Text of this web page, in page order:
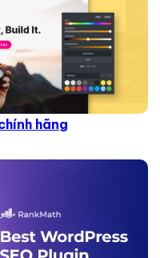
hãng